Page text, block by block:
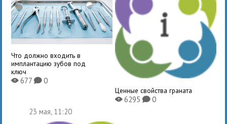
Что должно входить в
имплантацию зубов под
ключ
X677K0
Ценные свойства граната
X6295 K0
23 мая, 11:20